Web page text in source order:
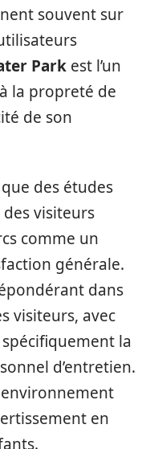
souvent sur
Park est l’un
la propreté de
de son
des études
visiteurs
comme un
générale.
dans
visiteurs, avec
la
d’entretien.
en